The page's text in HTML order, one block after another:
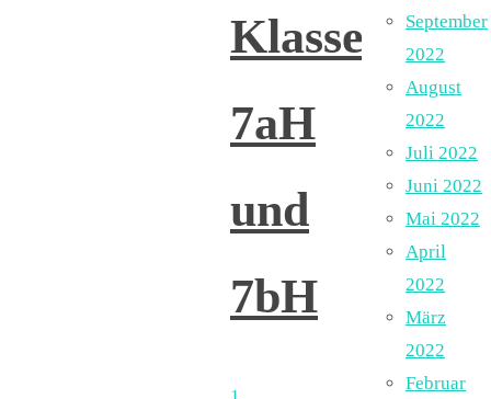
Klassen
7aH
und
7bH
September
2022
August
2022
Juli 2022
Juni 2022
Mai 2022
April
2022
März
2022
Februar